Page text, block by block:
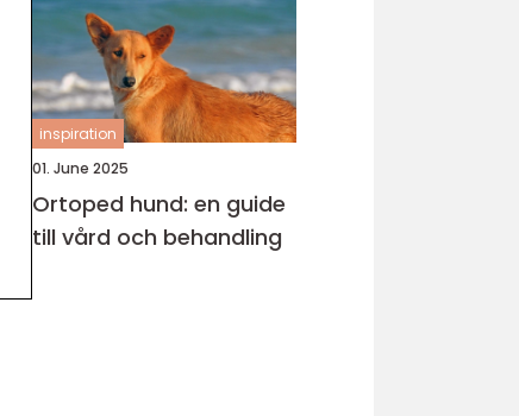
inspiration
01. June 2025
Ortoped hund: en guide
till vård och behandling